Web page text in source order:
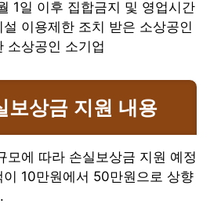
1일 이후 집합금지 및 영업시간
이용제한 조치 받은 소상공인
소상공인 소기업
보상금 지원 내용
모에 따라 손실보상금 지원 예정
이 10만원에서 50만원으로 상향